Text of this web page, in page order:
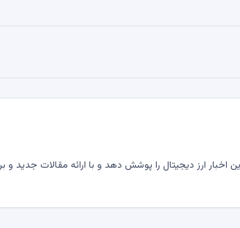
ارز دیجیتال را پوشش دهد و با ارائه مقالات جدید و